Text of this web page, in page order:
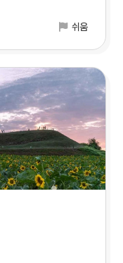
쉬움